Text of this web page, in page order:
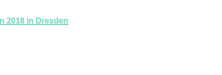
2018 in Dresden